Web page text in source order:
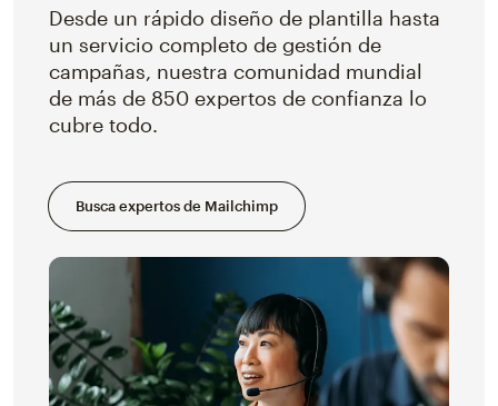
Desde un rápido diseño de plantilla hasta
un servicio completo de gestión de
campañas, nuestra comunidad mundial
de más de 850 expertos de confianza lo
cubre todo.
Busca expertos de Mailchimp